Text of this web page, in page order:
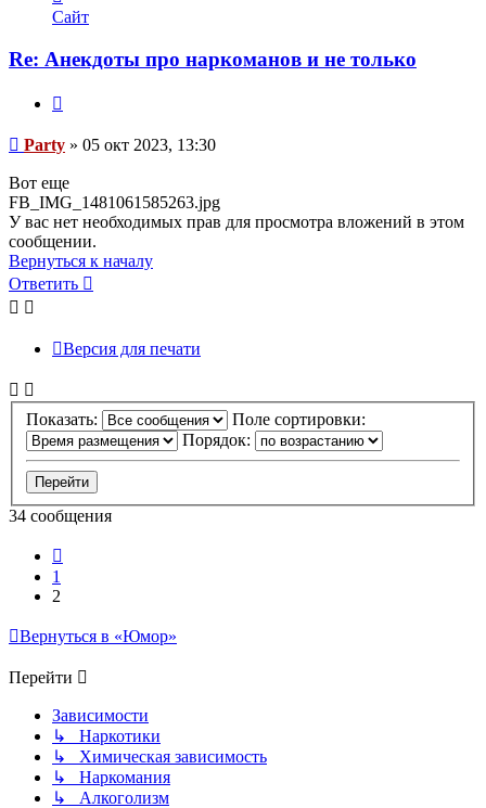
информация
пользователя
Сайт
Re: Анекдоты про наркоманов и не только
Сообщение
Party » 05 окт 2023, 13:30
Вот еще
FB_IMG_1481061585263.jpg
У вас нет необходимых прав для просмотра вложений в этом
сообщении.
Вернуться к началу
Ответить
Ответить
Версия для печати
Показать:
Поле сортировки:
Порядок:
34 сообщения
1
2
Вернуться в «Юмор»
Перейти
Зависимости
↳ Наркотики
↳ Химическая зависимость
↳ Наркомания
↳ Алкоголизм